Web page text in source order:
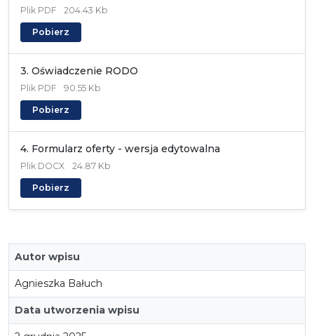
Plik PDF 204.43 Kb
Pobierz
3. Oświadczenie RODO
Plik PDF 90.55 Kb
Pobierz
4. Formularz oferty - wersja edytowalna
Plik DOCX 24.87 Kb
Pobierz
Autor wpisu
Agnieszka Bałuch
Data utworzenia wpisu